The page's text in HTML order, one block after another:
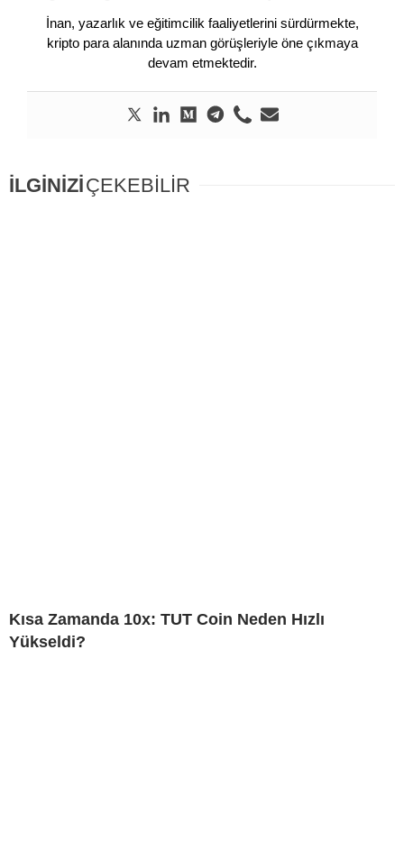
İnan, yazarlık ve eğitimcilik faaliyetlerini sürdürmekte,
kripto para alanında uzman görüşleriyle öne çıkmaya
devam etmektedir.
İLGİNİZİÇEKEBİLİR
Kısa Zamanda 10x: TUT Coin Neden Hızlı
Yükseldi?